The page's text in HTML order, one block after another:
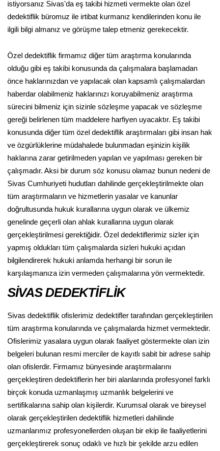
istiyorsanız Sivas'da eş takibi hizmeti vermekte olan özel
dedektiflik büromuz ile irtibat kurmanız kendilerinden konu ile
ilgili bilgi almanız ve görüşme talep etmeniz gerekecektir.
Özel dedektiflik firmamız diğer tüm araştırma konularında
olduğu gibi eş takibi konusunda da çalışmalara başlamadan
önce haklarınızdan ve yapılacak olan kapsamlı çalışmalardan
haberdar olabilmeniz haklarınızı koruyabilmeniz araştırma
sürecini bilmeniz için sizinle sözleşme yapacak ve sözleşme
gereği belirlenen tüm maddelere harfiyen uyacaktır. Eş takibi
konusunda diğer tüm özel dedektiflik araştırmaları gibi insan hak
ve özgürlüklerine müdahalede bulunmadan eşinizin kişilik
haklarına zarar getirilmeden yapılan ve yapılması gereken bir
çalışmadır. Aksi bir durum söz konusu olamaz bunun nedeni de
Sivas Cumhuriyeti hudutları dahilinde gerçekleştirilmekte olan
tüm araştırmaların ve hizmetlerin yasalar ve kanunlar
doğrultusunda hukuk kurallarına uygun olarak ve ülkemiz
genelinde geçerli olan ahlak kurallarına uygun olarak
gerçekleştirilmesi gerektiğidir. Özel dedektiflerimiz sizler için
yapmış oldukları tüm çalışmalarda sizleri hukuki açıdan
bilgilendirerek hukuki anlamda herhangi bir sorun ile
karşılaşmanıza izin vermeden çalışmalarına yön vermektedir.
SİVAS DEDEKTİFLİK
Sivas dedektiflik ofislerimiz dedektifler tarafından gerçekleştirilen
tüm araştırma konularında ve çalışmalarda hizmet vermektedir.
Ofislerimiz yasalara uygun olarak faaliyet göstermekte olan izin
belgeleri bulunan resmi merciler de kayıtlı sabit bir adrese sahip
olan ofislerdir. Firmamız bünyesinde araştırmalarını
gerçekleştiren dedektiflerin her biri alanlarında profesyonel farklı
birçok konuda uzmanlaşmış uzmanlık belgelerini ve
sertifikalarına sahip olan kişilerdir. Kurumsal olarak ve bireysel
olarak gerçekleştirilen dedektiflik hizmetleri dahilinde
uzmanlarımız profesyonellerden oluşan bir ekip ile faaliyetlerini
gerçekleştirerek sonuç odaklı ve hızlı bir şekilde arzu edilen